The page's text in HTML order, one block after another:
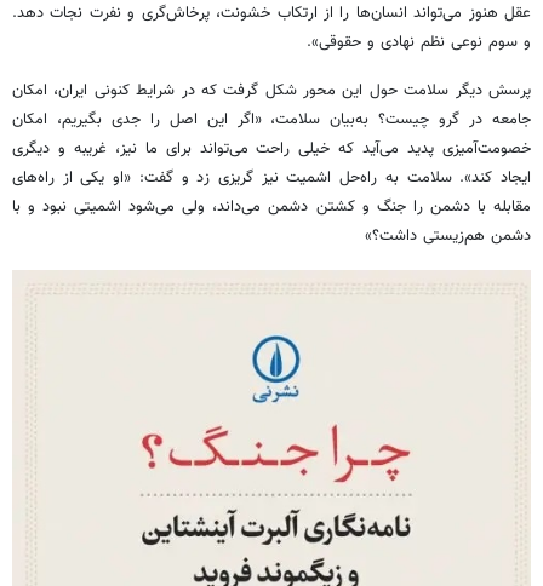
عقل هنوز می‌تواند انسان‌ها را از ارتکاب خشونت، پرخاش‌گری و نفرت نجات دهد.
و سوم نوعی نظم نهادی و حقوقی».
پرسش دیگر سلامت حول این محور شکل گرفت که در شرایط کنونی ایران، امکان
جامعه در گرو چیست؟ به‌بیان سلامت، «اگر این اصل را جدی بگیریم، امکان
خصومت‌آمیزی پدید می‌آید که خیلی راحت می‌تواند برای ما نیز، غریبه و دیگری
ایجاد کند». سلامت به راه‌حل اشمیت نیز گریزی زد و گفت: «او یکی از راه‌های
مقابله با دشمن را جنگ و کشتن دشمن می‌داند، ولی می‌شود اشمیتی نبود و با
دشمن هم‌زیستی داشت؟»